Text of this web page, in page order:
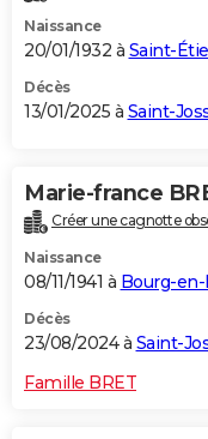
Naissance
20/01/1932 à Saint-
Décès
13/01/2025 à Saint-
Marie-france
Créer une cagnotte
Naissance
08/11/1941 à Bourg-
Décès
23/08/2024 à Saint-
Famille BRET